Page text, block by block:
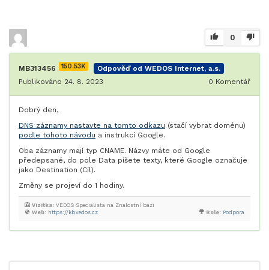
0
MB313456 150.53K
Odpověď od WEDOS Internet, a.s.
Publikováno 24. 8. 2023
0 Komentář
Dobrý den,
DNS záznamy nastavte na tomto odkazu (stačí vybrat doménu)
podle tohoto návodu a instrukcí Google.
Oba záznamy mají typ CNAME. Názvy máte od Google
předepsané, do pole Data píšete texty, které Google označuje
jako Destination (Cíl).
Změny se projeví do 1 hodiny.
Role: Podpora
Web: https://kb.vedos.cz
Vizitka: VEDOS Specialista na Znalostní bázi